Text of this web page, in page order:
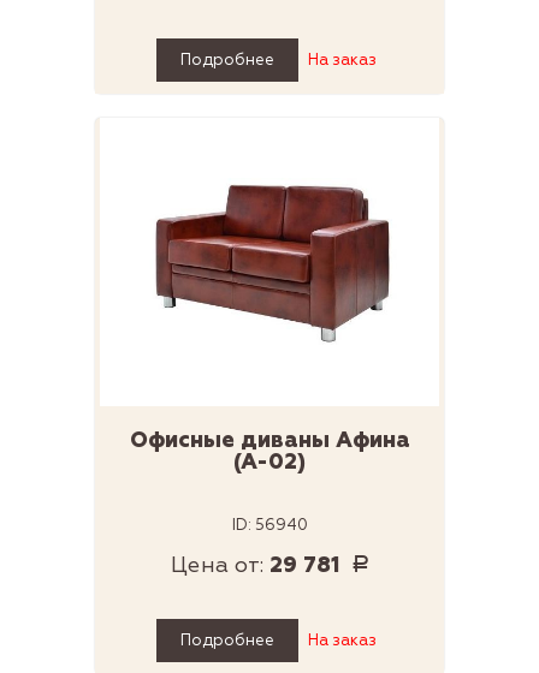
Подробнее На заказ
Офисные диваны Афина
(А-02)
ID: 56940
Цена от: 29 781 Р
Подробнее На заказ